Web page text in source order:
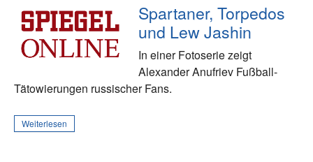
Spartaner, Torpedos
und Lew Jashin
In einer Fotoserie zeigt
Alexander Anufriev Fußball-
Tätowierungen russischer Fans.
Weiterlesen